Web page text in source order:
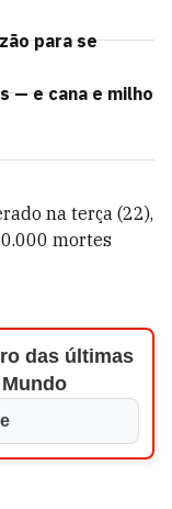
para se
— e cana e milho
na terça (22),
mortes
das últimas